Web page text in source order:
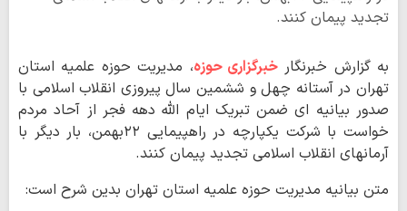
تجدید پیمان کنند.
به گزارش خبرنگارخبرگزاری حوزه، مدیریت حوزه علمیه استان
تهران در آستانه چهل و ششمین سال پیروزی انقلاب اسلامی با
صدور بیانیه ای ضمن تبریک ایام الله دهه فجر از آحاد مردم
خواست با شرکت یکپارچه در راهپیمایی ٢٢بهمن، بار دیگر با
آرمانهای انقلاب اسلامی تجدید پیمان کنند.
متن بیانیه مدیریت حوزه علمیه استان تهران بدین شرح است: